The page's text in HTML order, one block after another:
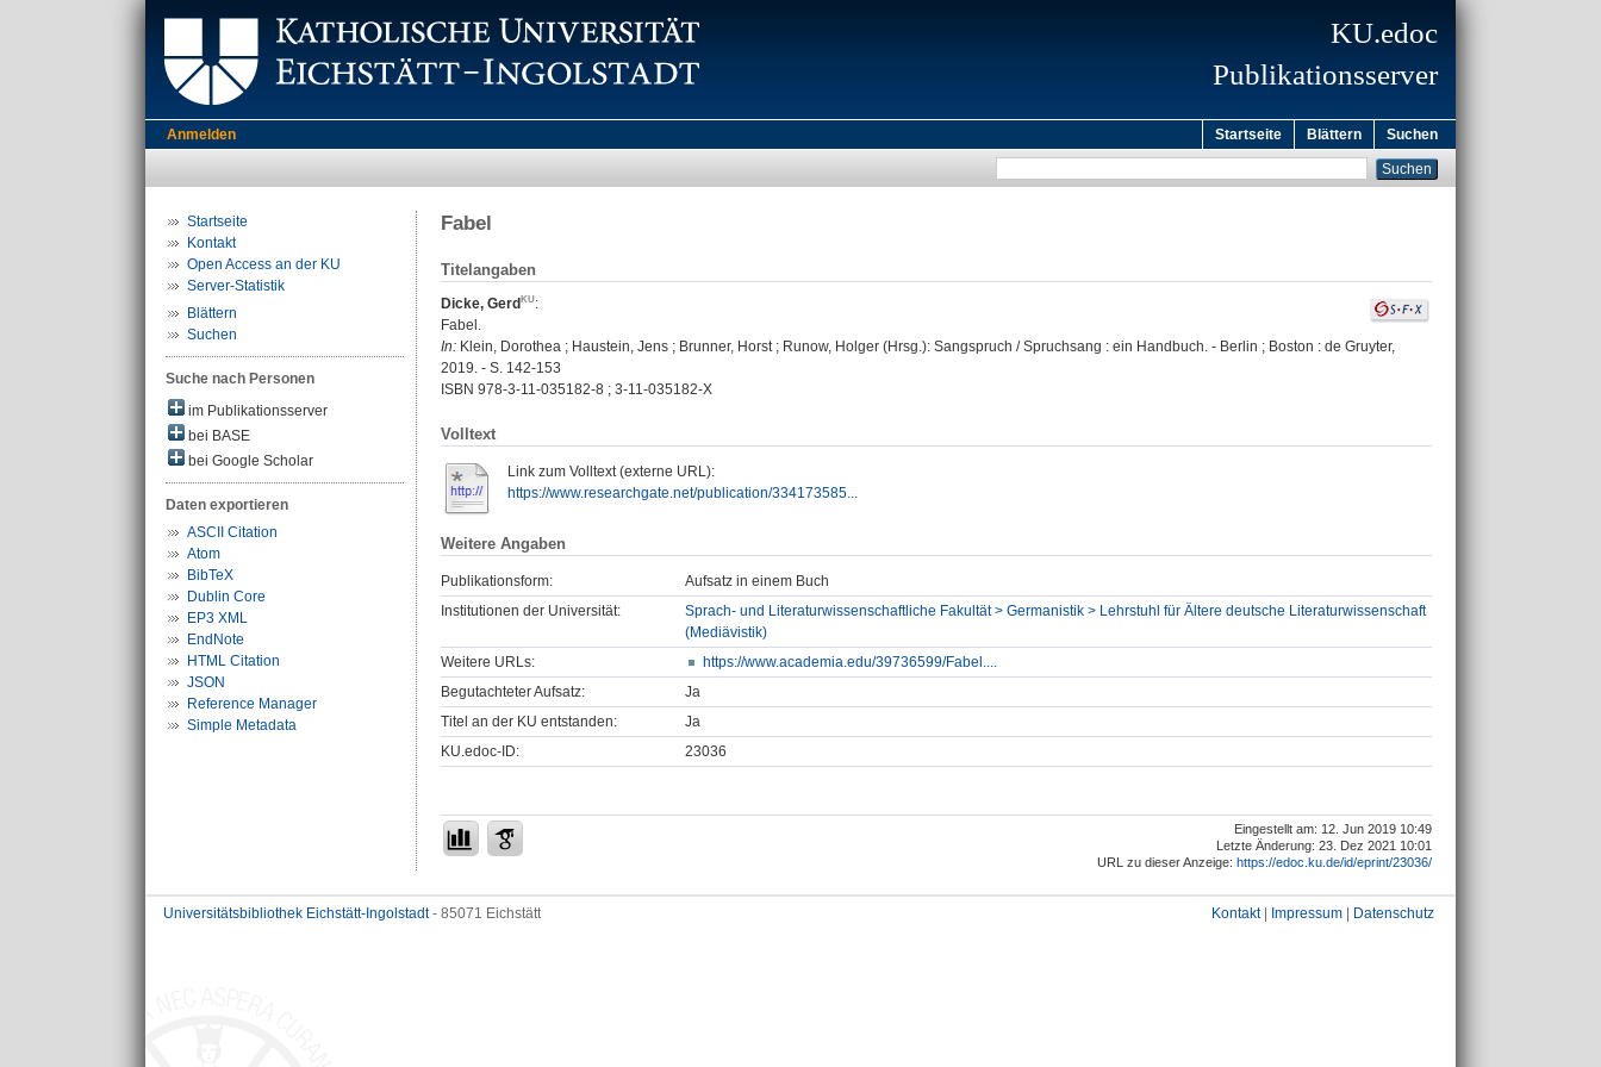
KU.edoc
Publikationsserver
Anmelden Startseite Blättern Suchen
Startseite
Kontakt
Open Access an der KU
Server-Statistik
Blättern
Suchen
Suche nach Personen
im Publikationsserver
bei BASE
bei Google Scholar
Daten exportieren
ASCII Citation
Atom
BibTeX
Dublin Core
EP3 XML
EndNote
HTML Citation
JSON
Reference Manager
Simple Metadata
Fabel
Titelangaben
Dicke, Gerd
:
Fabel.
In: Klein, Dorothea ; Haustein, Jens ; Brunner, Horst ; Runow, Holger (Hrsg.): Sangspruch / Spruchsang : ein Handbuch. - Berlin ; Boston : de Gruyter,
2019. - S. 142-153
ISBN 978-3-11-035182-8 ; 3-11-035182-X
Volltext
Link zum Volltext (externe URL):
https://www.researchgate.net/publication/334173585...
Weitere Angaben
Publikationsform:
Aufsatz in einem Buch
Institutionen der Universität:
Sprach- und Literaturwissenschaftliche Fakultät > Germanistik > Lehrstuhl für Ältere deutsche Literaturwissenschaft
(Mediävistik)
Weitere URLs:
https://www.academia.edu/39736599/Fabel....
Begutachteter Aufsatz:
Ja
Titel an der KU entstanden:
Ja
KU.edoc-ID:
23036
Eingestellt am: 12. Jun 2019 10:49
Letzte Änderung: 23. Dez 2021 10:01
URL zu dieser Anzeige: https://edoc.ku.de/id/eprint/23036/
Universitätsbibliothek Eichstätt-Ingolstadt- 85071 Eichstätt Kontakt| Impressum Datenschutz